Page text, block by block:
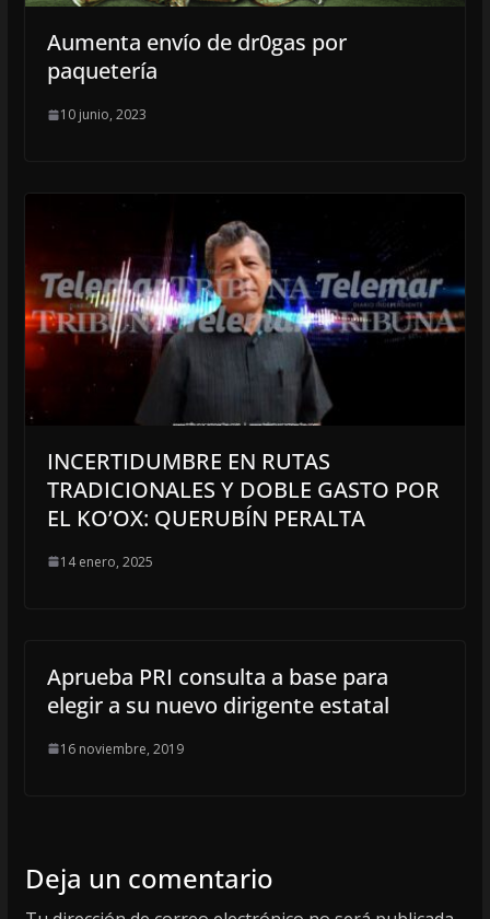
Aumenta envío de dr0gas por
paquetería
10 junio, 2023
INCERTIDUMBRE EN RUTAS
TRADICIONALES Y DOBLE GASTO POR
EL KO’OX: QUERUBÍN PERALTA
14 enero, 2025
Aprueba PRI consulta a base para
elegir a su nuevo dirigente estatal
16 noviembre, 2019
Deja un comentario